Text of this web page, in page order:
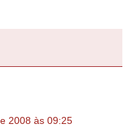
2008 às 09:25